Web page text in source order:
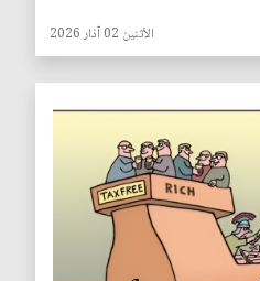
الأثنين 02 آذار 2026